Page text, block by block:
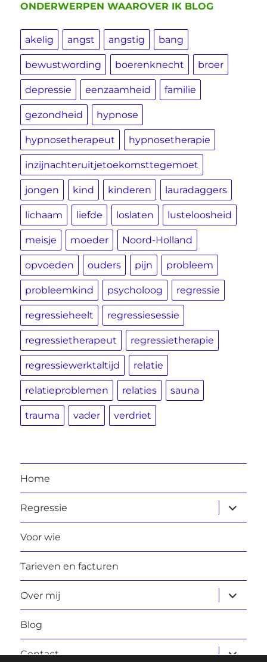
ONDERWERPEN WAAROVER IK BLOG
akelig angst angstig bang
bewustwording boerenknecht broer
depressie eenzaamheid familie
gezondheid hypnose
hypnosetherapeut hypnosetherapie
inzijnachteruitjetoekomsttegemoet
jongen kind kinderen lauradaggers
lichaam liefde loslaten lusteloosheid
meisje moeder Noord-Holland
opvoeden ouders pijn probleem
probleemkind psycholoog regressie
regressieheelt regressiesessie
regressietherapeut regressietherapie
regressiewerktaltijd relatie
relatieproblemen relaties sauna
trauma vader verdriet
Home
Regressie
Voor wie
Tarieven en facturen
Over mij
Blog
Contact